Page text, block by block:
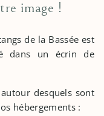
image !
de la Bassée est
dans un écrin de
desquels sont
hébergements :